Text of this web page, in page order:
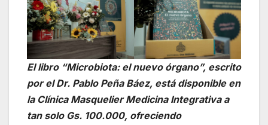
El libro “Microbiota: el nuevo órgano”, escrito
por el Dr. Pablo Peña Báez, está disponible en
la Clínica Masquelier Medicina Integrativa a
tan solo Gs. 100.000, ofreciendo